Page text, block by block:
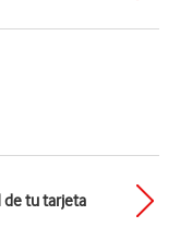
de tu tarjeta